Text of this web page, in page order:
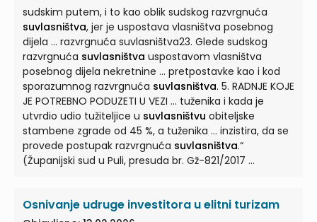
sudskim putem, i to kao oblik sudskog razvrgnuća
suvlasništva, jer je uspostava vlasništva posebnog
dijela ... razvrgnuća suvlasništva23. Glede sudskog
razvrgnuća suvlasništva uspostavom vlasništva
posebnog dijela nekretnine ... pretpostavke kao i kod
sporazumnog razvrgnuća suvlasništva. 5. RADNJE KOJE
JE POTREBNO PODUZETI U VEZI ... tuženika i kada je
utvrdio udio tužiteljice u suvlasništvu obiteljske
stambene zgrade od 45 %, a tuženika ... inzistira, da se
provede postupak razvrgnuća suvlasništva.“
(Županijski sud u Puli, presuda br. Gž-821/2017 ...
Osnivanje udruge investitora u elitni turizam